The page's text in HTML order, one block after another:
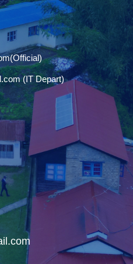
(Official)
(IT Depart)